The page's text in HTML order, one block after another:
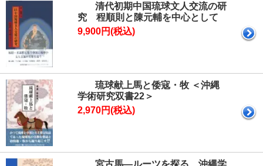
清代初期中国琉球文人交流の研
究 程順則と陳元輔を中心として
9,900円(税込)
琉球献上馬と倭寇・牧 ＜沖縄
学術研究双書22＞
2,970円(税込)